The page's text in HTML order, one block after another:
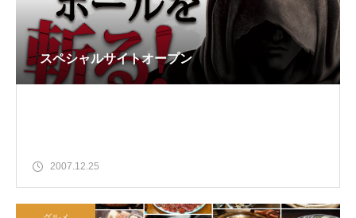
スペシャルサイトオープン
2007.12.25